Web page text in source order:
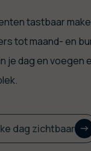
tastbaar
tot maand- en
je dag en voegen
dag zichtbaar